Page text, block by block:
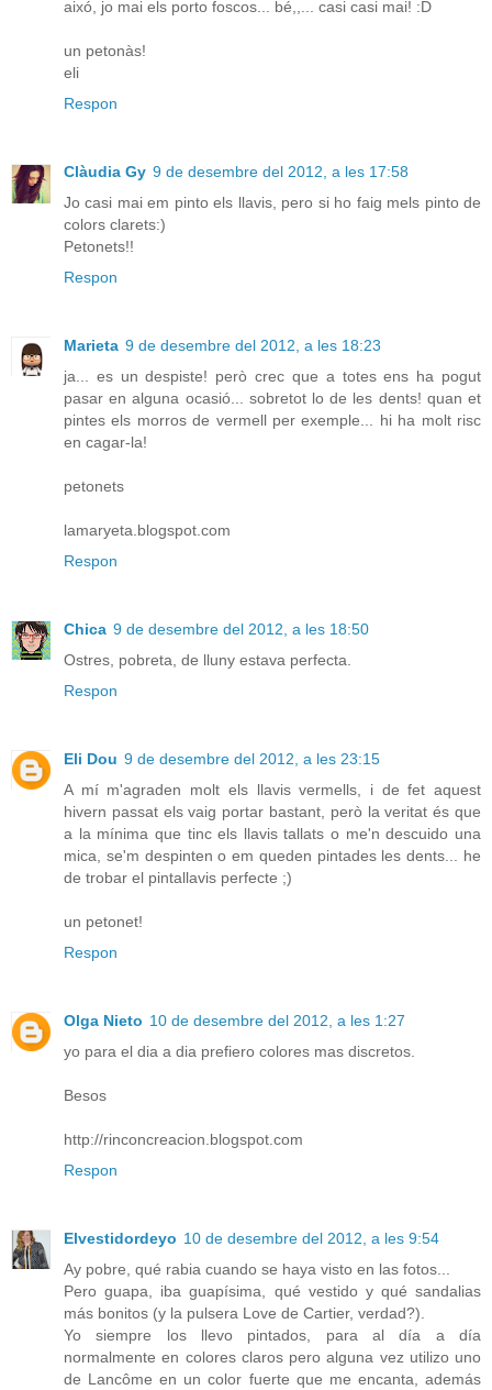
aixó, jo mai els porto foscos... bé,,... casi casi mai! :D
un petonàs!
eli
Respon
Clàudia Gy 9 de desembre del 2012, a les 17:58
Jo casi mai em pinto els llavis, pero si ho faig mels pinto de
colors clarets:)
Petonets!!
Respon
Marieta 9 de desembre del 2012, a les 18:23
ja... es un despiste! però crec que a totes ens ha pogut
pasar en alguna ocasió... sobretot lo de les dents! quan et
pintes els morros de vermell per exemple... hi ha molt risc
en cagar-la!
petonets
lamaryeta.blogspot.com
Respon
Chica 9 de desembre del 2012, a les 18:50
Ostres, pobreta, de lluny estava perfecta.
Respon
Eli Dou 9 de desembre del 2012, a les 23:15
A mí m'agraden molt els llavis vermells, i de fet aquest
hivern passat els vaig portar bastant, però la veritat és que
a la mínima que tinc els llavis tallats o me'n descuido una
mica, se'm despinten o em queden pintades les dents... he
de trobar el pintallavis perfecte ;)
un petonet!
Respon
Olga Nieto 10 de desembre del 2012, a les 1:27
yo para el dia a dia prefiero colores mas discretos.
Besos
http://rinconcreacion.blogspot.com
Respon
Elvestidordeyo 10 de desembre del 2012, a les 9:54
Ay pobre, qué rabia cuando se haya visto en las fotos...
Pero guapa, iba guapísima, qué vestido y qué sandalias
más bonitos (y la pulsera Love de Cartier, verdad?).
Yo siempre los llevo pintados, para al día a día
normalmente en colores claros pero alguna vez utilizo uno
de Lancôme en un color fuerte que me encanta, además